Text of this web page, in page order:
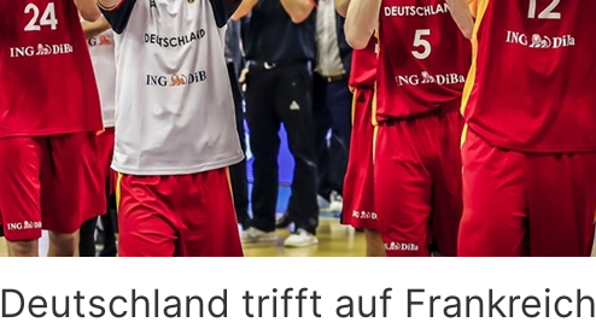
trifft auf Frankreich